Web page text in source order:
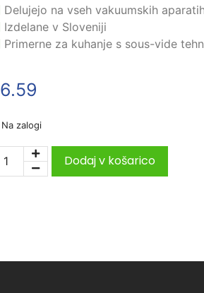
Delujejo na vseh vakuumskih
Izdelane v Sloveniji
Primerne za kuhanje s sous-vide
6.59
Na zalogi
Dodaj v košarico